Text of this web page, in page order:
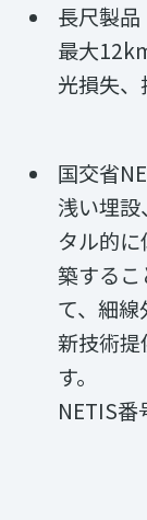
長尺製品
最大
光損失、
国交省
浅い埋
タル的
築する
て、細線
新技術
す。
NETIS